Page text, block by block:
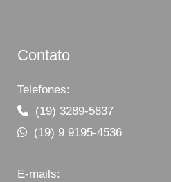
Contato
Telefones:
(19) 3289-5837
(19) 9 9195-4536
E-mails: